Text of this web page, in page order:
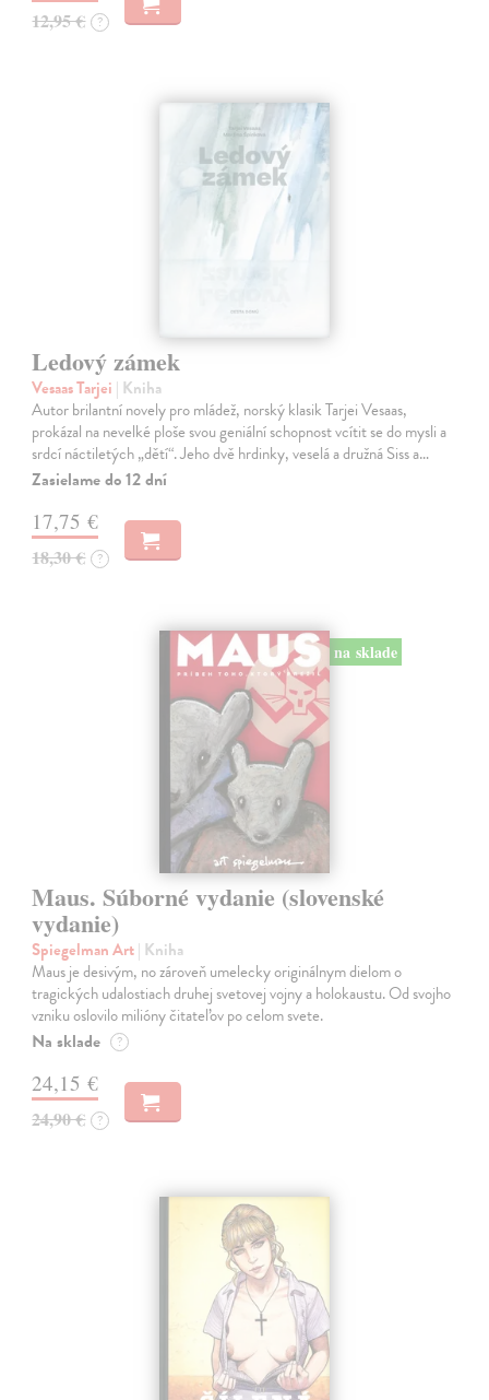
12,95 € ?
Ledový zámek
Vesaas Tarjei | Kniha
Autor brilantní novely pro mládež, norský klasik Tarjei Vesaas,
prokázal na nevelké ploše svou geniální schopnost vcítit se do mysli a
srdcí náctiletých „dětí“. Jeho dvě hrdinky, veselá a družná Siss a…
Zasielame do 12 dní
17,75 €
18,30 € ?
na sklade
Maus. Súborné vydanie (slovenské
vydanie)
Spiegelman Art| Kniha
Maus je desivým, no zároveň umelecky originálnym dielom o
tragických udalostiach druhej svetovej vojny a holokaustu. Od svojho
vzniku oslovilo milióny čitateľov po celom svete.
Na sklade ?
24,15 €
24,90 € ?